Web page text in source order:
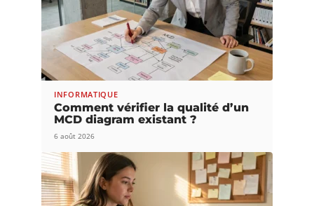
INFORMATIQUE
Comment vérifier la qualité d’un
MCD diagram existant ?
6 août 2026